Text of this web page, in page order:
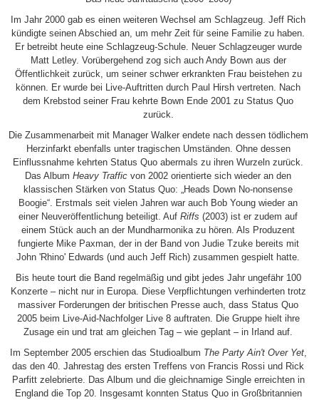
Im Jahr 2000 gab es einen weiteren Wechsel am Schlagzeug. Jeff Rich
kündigte seinen Abschied an, um mehr Zeit für seine Familie zu haben.
Er betreibt heute eine Schlagzeug-Schule. Neuer Schlagzeuger wurde
Matt Letley. Vorübergehend zog sich auch Andy Bown aus der
Öffentlichkeit zurück, um seiner schwer erkrankten Frau beistehen zu
können. Er wurde bei Live-Auftritten durch Paul Hirsh vertreten. Nach
dem Krebstod seiner Frau kehrte Bown Ende 2001 zu Status Quo
zurück.
Die Zusammenarbeit mit Manager Walker endete nach dessen tödlichem
Herzinfarkt ebenfalls unter tragischen Umständen. Ohne dessen
Einflussnahme kehrten Status Quo abermals zu ihren Wurzeln zurück.
Das AlbumHeavy Traffic von 2002 orientierte sich wieder an den
klassischen Stärken von Status Quo: „Heads Down No-nonsense
Boogie“. Erstmals seit vielen Jahren war auch Bob Young wieder an
einer Neuveröffentlichung beteiligt. AufRiffs (2003) ist er zudem auf
einem Stück auch an der Mundharmonika zu hören. Als Produzent
fungierte Mike Paxman, der in der Band von Judie Tzuke bereits mit
John 'Rhino' Edwards (und auch Jeff Rich) zusammen gespielt hatte.
Bis heute tourt die Band regelmäßig und gibt jedes Jahr ungefähr 100
Konzerte – nicht nur in Europa. Diese Verpflichtungen verhinderten trotz
massiver Forderungen der britischen Presse auch, dass Status Quo
2005 beim Live-Aid-Nachfolger Live 8 auftraten. Die Gruppe hielt ihre
Zusage ein und trat am gleichen Tag – wie geplant – in Irland auf.
Im September 2005 erschien das Studioalbum The Party Ain't Over Yet,
das den 40. Jahrestag des ersten Treffens von Francis Rossi und Rick
Parfitt zelebrierte. Das Album und die gleichnamige Single erreichten in
England die Top 20. Insgesamt konnten Status Quo in Großbritannien